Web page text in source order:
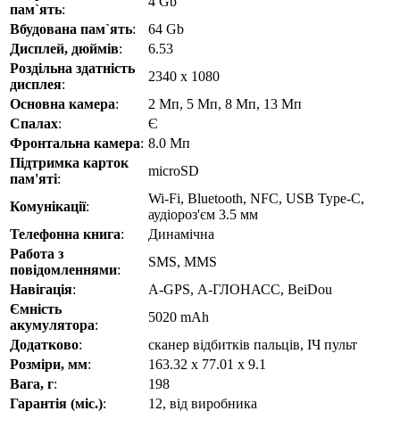
пам`ять:
Вбудована пам`ять:
64 Gb
Дисплей, дюймів:
6.53
Роздільна здатність
дисплея:
2340 x 1080
Основна камера:
2 Мп, 5 Мп, 8 Мп, 13 Мп
Спалах:
Є
Фронтальна камера: 8.0 Мп
Підтримка карток
пам'яті:
microSD
Комунікації:
Wi-Fi, Bluetooth, NFC, USB Type-C,
аудіороз'єм 3.5 мм
Телефонна книга:
Динамічна
Работа з
повідомленнями:
SMS, MMS
Навігація:
A-GPS, А-ГЛОНАСС, BeiDou
Ємність
акумулятора:
5020 mAh
Додатково:
сканер відбитків пальців, ІЧ пульт
Розміри, мм:
163.32 x 77.01 x 9.1
Вага, г:
198
Гарантія (міс.): 12, від виробника